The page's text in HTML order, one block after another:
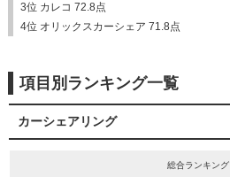
3位 カレコ 72.8点
4位 オリックスカーシェア 71.8点
項目別ランキング一覧
カーシェアリング
総合ランキング